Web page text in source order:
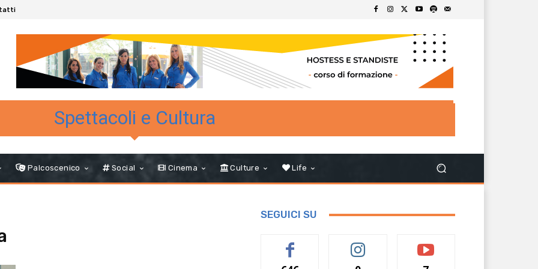
Spettacoli e Cultura
Palcoscenico Social Cinema Culture Life
SEGUICI SU